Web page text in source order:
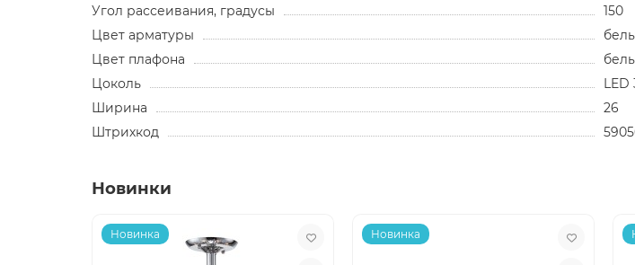
Угол рассеивания, градусы
150
Цвет арматуры
Цвет плафона
Цоколь
LED
Ширина
26
Штрихкод
Новинки
Новинка Новинка